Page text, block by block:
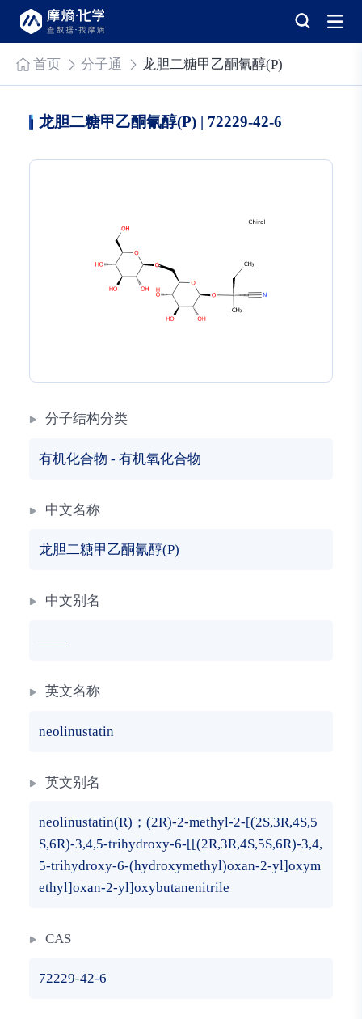
首页 分子通 龙胆二糖甲乙酮氰醇(P)
龙胆二糖甲乙酮氰醇(P) | 72229-42-6
分子结构分类
有机化合物 - 有机氧化合物
中文名称
龙胆二糖甲乙酮氰醇(P)
中文别名
——
英文名称
neolinustatin
英文别名
neolinustatin(R)；(2R)-2-methyl-2-[(2S,3R,4S,5
S,6R)-3,4,5-trihydroxy-6-[[(2R,3R,4S,5S,6R)-3,4,
5-trihydroxy-6-(hydroxymethyl)oxan-2-yl]oxym
ethyl]oxan-2-yl]oxybutanenitrile
CAS
72229-42-6